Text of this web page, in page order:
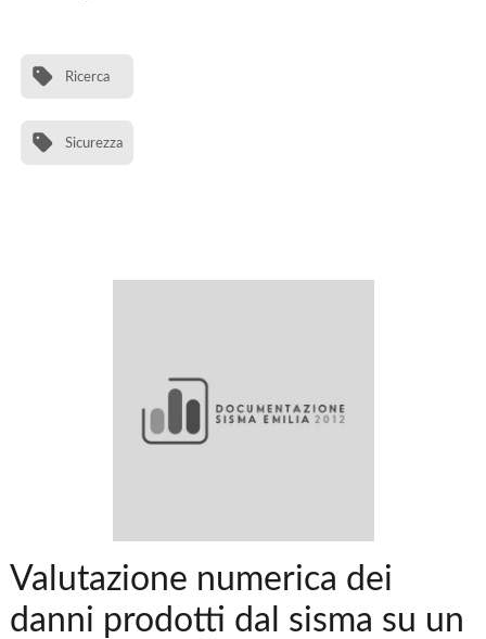
Ricerca
Sicurezza
Valutazione numerica dei
danni prodotti dal sisma su un